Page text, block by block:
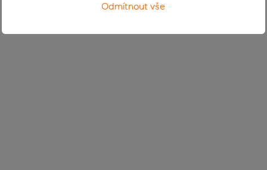
Odmítnout vše